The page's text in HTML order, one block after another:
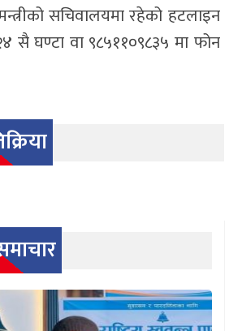
सचिवालयमा रहेको हटलाइन
सै घण्टा वा ९८५११०९८३५ मा फोन